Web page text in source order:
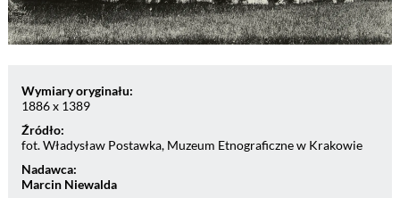
Wymiary oryginału:
1886 x 1389
Źródło:
fot. Władysław Postawka, Muzeum Etnograficzne w Krakowie
Nadawca:
Marcin Niewalda